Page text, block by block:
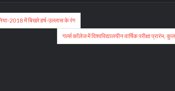
2018 में बिखरे हर्ष-उल्लास के रंग
गर्ल्स कॉलेज में विश्वविद्यालयीन वार्षिक परीक्षा प्रारंभ,